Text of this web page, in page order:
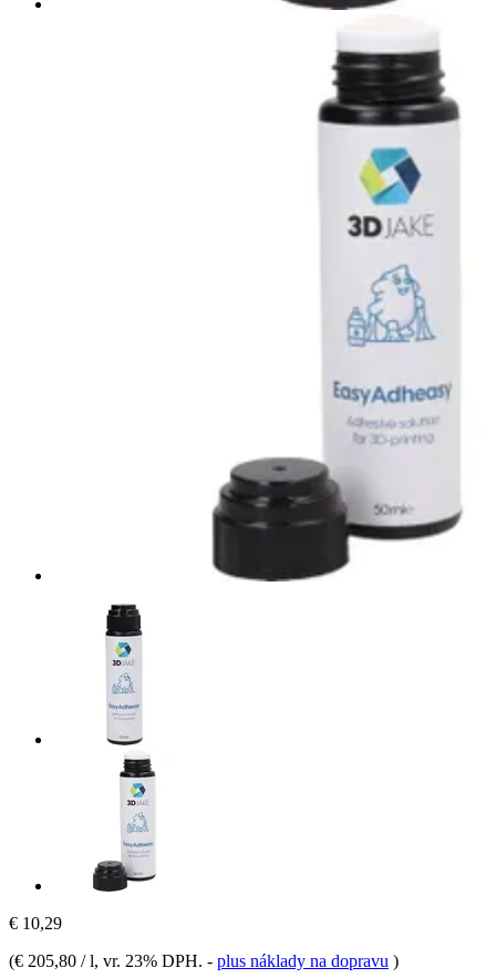
€ 10,29
(€ 205,80 / l, vr. 23% DPH. - plus náklady na dopravu )